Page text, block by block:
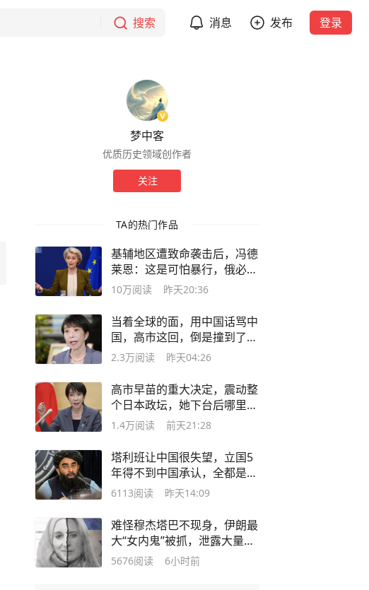
搜索 消息 发布 登录
梦中客
优质历史领域创作者
关注
TA的热门作品
基辅地区遭致命袭击后，冯德
莱恩：这是可怕暴行，俄必须
付出代价
10万阅读 昨天20:36
当着全球的面，用中国话骂中
国，高市这回，倒是撞到了朝
鲜枪口上
2.3万阅读 昨天04:26
高市早苗的重大决定，震动整
个日本政坛，她下台后哪里管
洪水滔天
1.4万阅读 前天21:28
塔利班让中国很失望，立国5
年得不到中国承认，全都是他
们自找的
6113阅读 昨天14:09
难怪穆杰塔巴不现身，伊朗最
大“女内鬼”被抓，泄露大量国
家机密
5676阅读 6小时前